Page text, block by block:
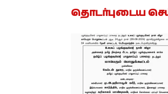
தொடர்புடைய